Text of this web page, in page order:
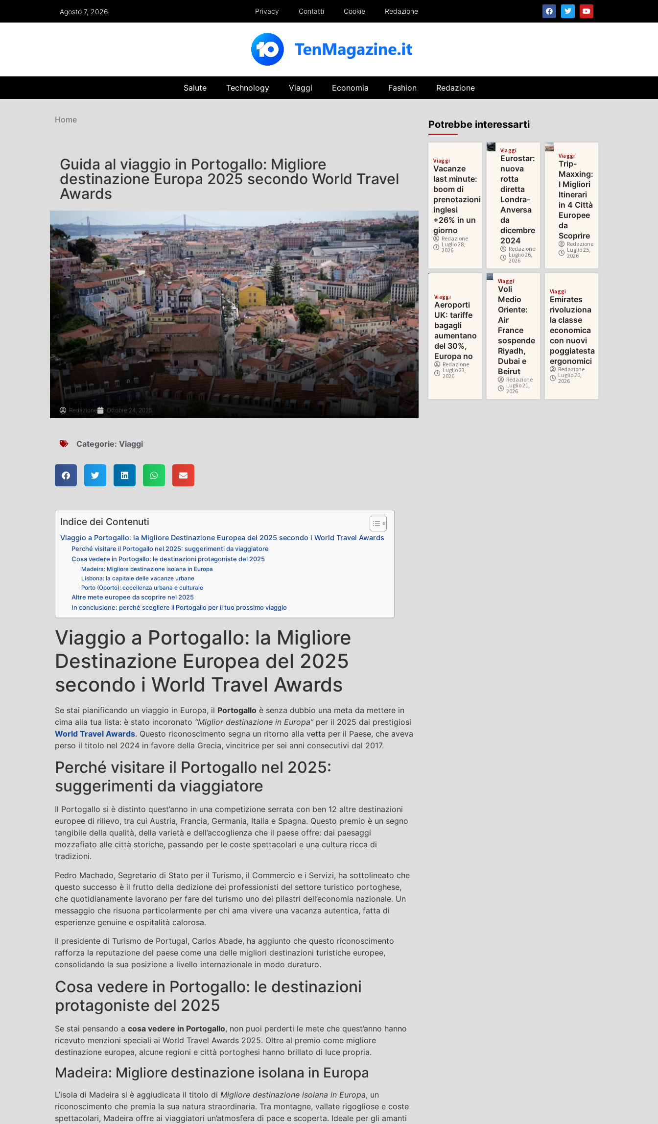
Agosto 7, 2026 Privacy Contatti Cookie Redazione
Salute Technology Viaggi Economia Fashion Redazione
Home
Guida al viaggio in Portogallo: Migliore
destinazione Europa 2025 secondo World Travel
Awards
Redazione Ottobre 24, 2025
Categorie: Viaggi
Indice dei Contenuti
Viaggio a Portogallo: la Migliore Destinazione Europea del 2025 secondo i World Travel Awards
Perché visitare il Portogallo nel 2025: suggerimenti da viaggiatore
Cosa vedere in Portogallo: le destinazioni protagoniste del 2025
Madeira: Migliore destinazione isolana in Europa
Lisbona: la capitale delle vacanze urbane
Porto (Oporto): eccellenza urbana e culturale
Altre mete europee da scoprire nel 2025
In conclusione: perché scegliere il Portogallo per il tuo prossimo viaggio
Viaggio a Portogallo: la Migliore
Destinazione Europea del 2025
secondo i World Travel Awards
Se stai pianificando un viaggio in Europa, il Portogallo è senza dubbio una meta da mettere in
cima alla tua lista: è stato incoronato “Miglior destinazione in Europa”per il 2025 dai prestigiosi
World Travel Awards. Questo riconoscimento segna un ritorno alla vetta per il Paese, che aveva
perso il titolo nel 2024 in favore della Grecia, vincitrice per sei anni consecutivi dal 2017.
Perché visitare il Portogallo nel 2025:
suggerimenti da viaggiatore
Il Portogallo si è distinto quest’anno in una competizione serrata con ben 12 altre destinazioni
europee di rilievo, tra cui Austria, Francia, Germania, Italia e Spagna. Questo premio è un segno
tangibile della qualità, della varietà e dell’accoglienza che il paese offre: dai paesaggi
mozzafiato alle città storiche, passando per le coste spettacolari e una cultura ricca di
tradizioni.
Pedro Machado, Segretario di Stato per il Turismo, il Commercio e i Servizi, ha sottolineato che
questo successo è il frutto della dedizione dei professionisti del settore turistico portoghese,
che quotidianamente lavorano per fare del turismo uno dei pilastri dell’economia nazionale. Un
messaggio che risuona particolarmente per chi ama vivere una vacanza autentica, fatta di
esperienze genuine e ospitalità calorosa.
Il presidente di Turismo de Portugal, Carlos Abade, ha aggiunto che questo riconoscimento
rafforza la reputazione del paese come una delle migliori destinazioni turistiche europee,
consolidando la sua posizione a livello internazionale in modo duraturo.
Cosa vedere in Portogallo: le destinazioni
protagoniste del 2025
Se stai pensando a cosa vedere in Portogallo, non puoi perderti le mete che quest’anno hanno
ricevuto menzioni speciali ai World Travel Awards 2025. Oltre al premio come migliore
destinazione europea, alcune regioni e città portoghesi hanno brillato di luce propria.
Madeira: Migliore destinazione isolana in Europa
L’isola di Madeira si è aggiudicata il titolo di Migliore destinazione isolana in Europa, un
riconoscimento che premia la sua natura straordinaria. Tra montagne, vallate rigogliose e coste
spettacolari, Madeira offre ai viaggiatori un’atmosfera di pace e scoperta. Ideale per gli amanti
Potrebbe interessarti
Viaggi
Vacanze
last minute:
boom di
prenotazioni
inglesi
+26% in un
giorno
Redazione
Luglio 28,
2026
Viaggi
Eurostar:
nuova
rotta
diretta
Londra-
Anversa
da
dicembre
2024
Redazione
Luglio 26,
2026
Viaggi
Trip-
Maxxing:
I Migliori
Itinerari
in 4 Città
Europee
da
Scoprire
Redazione
Luglio 25,
2026
Viaggi
Aeroporti
UK: tariffe
bagagli
aumentano
del 30%,
Europa no
Redazione
Luglio 23,
2026
Viaggi
Voli
Medio
Oriente:
Air
France
sospende
Riyadh,
Dubai e
Beirut
Redazione
Luglio 21,
2026
Viaggi
Emirates
rivoluziona
la classe
economica
con nuovi
poggiatesta
ergonomici
Redazione
Luglio 20,
2026